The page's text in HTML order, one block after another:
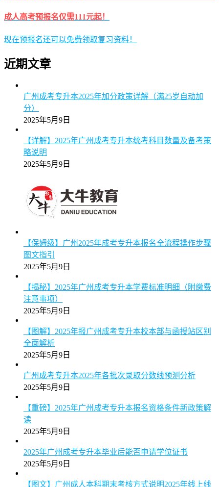
成人高考预报名仅需111元起！
现在预报名还可以免费领取复习资料！
近期文章
广州成考专升本2025年加分政策详解（满25岁自动加